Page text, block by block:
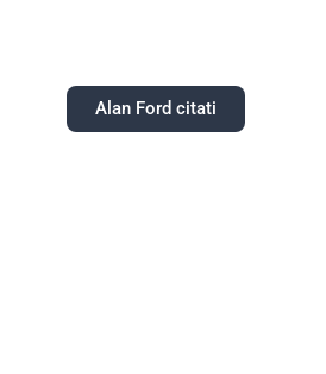
Alan Ford citati